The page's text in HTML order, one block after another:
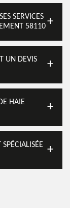
SERVICES
58110
UN DEVIS
HAIE
SPÉCIALISÉE